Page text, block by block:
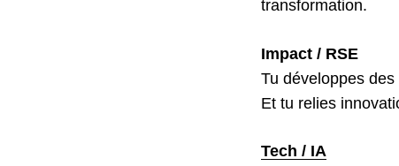
transformation.
Impact / RSE
Tu développes
Et tu relies
Tech / IA